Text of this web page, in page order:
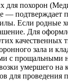
похорон
—
Если родные
Для
качественных
зала и
с прощальными
умершего
для